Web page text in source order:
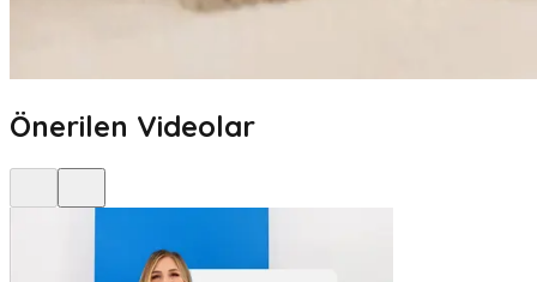
Önerilen Videolar